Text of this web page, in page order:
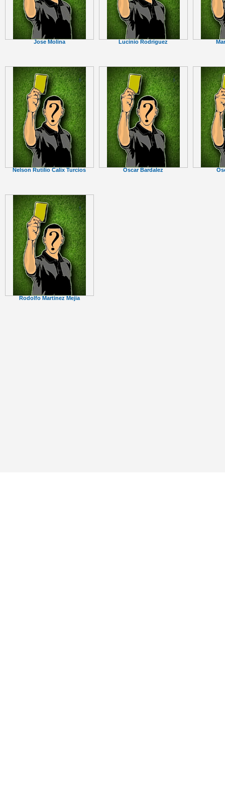
Jose Molina Lucinio Rodriguez
Nelson Rutilio Calix Turcios Oscar Bardalez
Rodolfo Martinez Mejia